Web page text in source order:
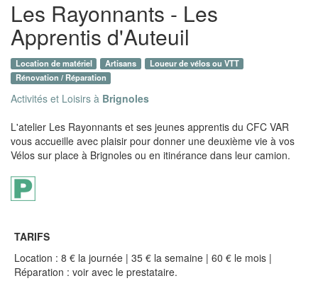
Les Rayonnants - Les
Apprentis d'Auteuil
Location de matériel Artisans
Loueur de vélos ou VTT
Rénovation / Réparation
Activités et Loisirs à Brignoles
L'atelier Les Rayonnants et ses jeunes apprentis du CFC VAR
vous accueille avec plaisir pour donner une deuxième vie à vos
Vélos sur place à Brignoles ou en itinérance dans leur camion.
TARIFS
Location : 8 € la journée | 35 € la semaine | 60 € le mois |
Réparation : voir avec le prestataire.